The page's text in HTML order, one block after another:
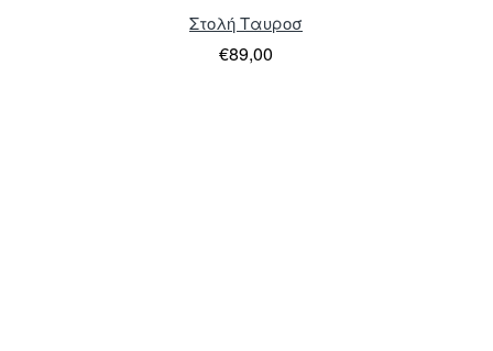
Στολή Ταυροσ
€89,00